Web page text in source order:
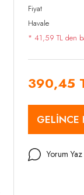
Fiyat
Havale
* 41,59 TL den
390,45
GELİNCE
Yorum Yaz